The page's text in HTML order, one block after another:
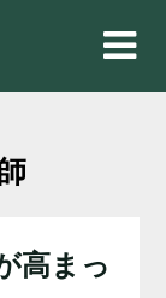
高まっ